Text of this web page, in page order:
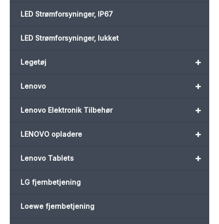
LED Strømforsyninger, IP67
LED Strømforsyninger, lukket
+
Legetøj
+
Lenovo
+
Lenovo Elektronik Tilbehør
+
LENOVO opladere
+
Lenovo Tablets
LG fjernbetjening
Loewe fjernbetjening